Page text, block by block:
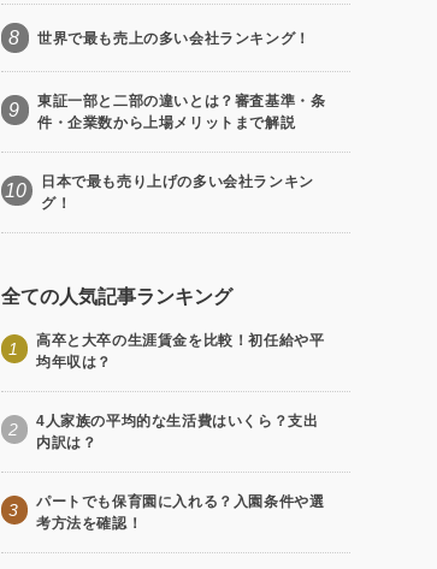
8 世界で最も売上の多い会社ランキング！
9
東証一部と二部の違いとは？審査基準・条
件・企業数から上場メリットまで解説
10
日本で最も売り上げの多い会社ランキン
グ！
全ての人気記事ランキング
1
高卒と大卒の生涯賃金を比較！初任給や平
均年収は？
2
4人家族の平均的な生活費はいくら？支出
内訳は？
3
パートでも保育園に入れる？入園条件や選
考方法を確認！